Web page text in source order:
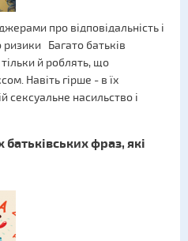
про відповідальність і
ризики Багато батьків
й роблять, що
Навіть гірше - в їх
сексуальне насильство і
фраз, які